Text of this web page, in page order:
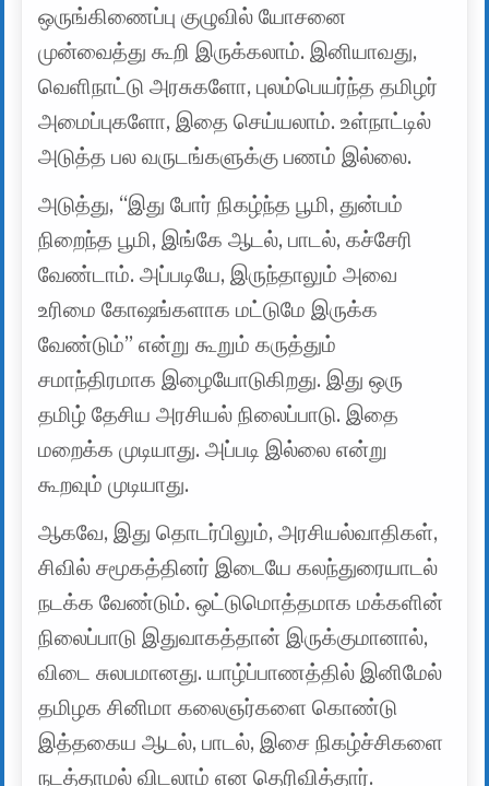
ஒருங்கிணைப்பு குழுவில் யோசனை
முன்வைத்து கூறி இருக்கலாம். இனியாவது,
வெளிநாட்டு அரசுகளோ, புலம்பெயர்ந்த தமிழர்
அமைப்புகளோ, இதை செய்யலாம். உள்நாட்டில்
அடுத்த பல வருடங்களுக்கு பணம் இல்லை.
அடுத்து, “இது போர் நிகழ்ந்த பூமி, துன்பம்
நிறைந்த பூமி, இங்கே ஆடல், பாடல், கச்சேரி
வேண்டாம். அப்படியே, இருந்தாலும் அவை
உரிமை கோஷங்களாக மட்டுமே இருக்க
வேண்டும்” என்று கூறும் கருத்தும்
சமாந்திரமாக இழையோடுகிறது. இது ஒரு
தமிழ் தேசிய அரசியல் நிலைப்பாடு. இதை
மறைக்க முடியாது. அப்படி இல்லை என்று
கூறவும் முடியாது.
ஆகவே, இது தொடர்பிலும், அரசியல்வாதிகள்,
சிவில் சமூகத்தினர் இடையே கலந்துரையாடல்
நடக்க வேண்டும். ஒட்டுமொத்தமாக மக்களின்
நிலைப்பாடு இதுவாகத்தான் இருக்குமானால்,
விடை சுலபமானது. யாழ்ப்பாணத்தில் இனிமேல்
தமிழக சினிமா கலைஞர்களை கொண்டு
இத்தகைய ஆடல், பாடல், இசை நிகழ்ச்சிகளை
நடத்தாமல் விடலாம் என தெரிவித்தார்.